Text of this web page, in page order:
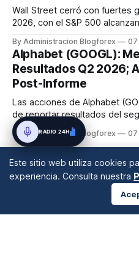
Wall Street cerró con fuertes
2026, con el S&P 500
54,036.93 y el Nasdaq
El impulso provino de un
inesperadamente ...
By Administracion Blogforex 07
Alphabet (GOOGL):
Resultados Q2 2026;
Post-Informe
Las acciones de Alphabet
de reportar resultados del
pesar de superar las
usuarios de Gemini, en un
By Administracion Blogforex 07
Este sitio web utiliza cookies
experiencia. Consulta nuestra
RADIO 24H